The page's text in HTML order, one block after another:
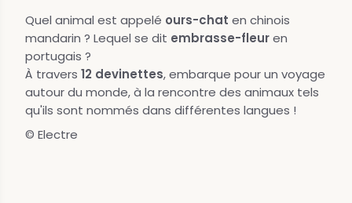
Quel animal est appelé ours-chat en chinois
mandarin ? Lequel se dit embrasse-fleuren
portugais ?
À travers 12 devinettes, embarque pour un voyage
autour du monde, à la rencontre des animaux tels
qu'ils sont nommés dans différentes langues !
© Electre